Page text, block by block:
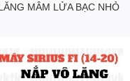
MÂM LỬA BẠC NHỎ